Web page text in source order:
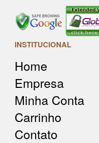
INSTITUCIONAL
Home
Empresa
Minha Conta
Carrinho
Contato